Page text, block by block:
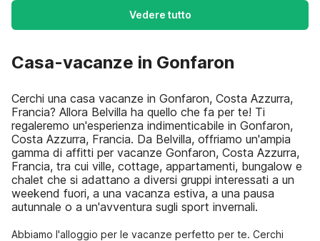
Vedere tutto
Casa-vacanze in Gonfaron
Cerchi una casa vacanze in Gonfaron, Costa Azzurra,
Francia? Allora Belvilla ha quello che fa per te! Ti
regaleremo un'esperienza indimenticabile in Gonfaron,
Costa Azzurra, Francia. Da Belvilla, offriamo un'ampia
gamma di affitti per vacanze Gonfaron, Costa Azzurra,
Francia, tra cui ville, cottage, appartamenti, bungalow e
chalet che si adattano a diversi gruppi interessati a un
weekend fuori, a una vacanza estiva, a una pausa
autunnale o a un'avventura sugli sport invernali.
Abbiamo l'alloggio per le vacanze perfetto per te. Cerchi